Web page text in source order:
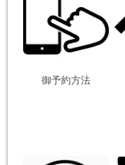
御予約方法